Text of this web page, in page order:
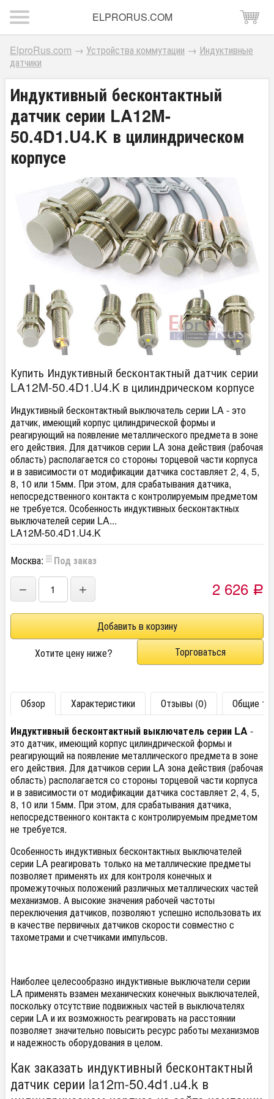
ELPRORUS.COM
ElproRus.com → Устройства коммутации → Индуктивные
датчики
Индуктивный бесконтактный
датчик серии LA12M-
50.4D1.U4.K в цилиндрическом
корпусе
Купить Индуктивный бесконтактный датчик серии
LA12M-50.4D1.U4.K в цилиндрическом корпусе
Индуктивный бесконтактный выключатель серии LA - это
датчик, имеющий корпус цилиндрической формы и
реагирующий на появление металлического предмета в зоне
его действия. Для датчиков серии LA зона действия (рабочая
область) располагается со стороны торцевой части корпуса
и в зависимости от модификации датчика составляет 2, 4, 5,
8, 10 или 15мм. При этом, для срабатывания датчика,
непосредственного контакта с контролируемым предметом
не требуется. Особенность индуктивных бесконтактных
выключателей серии LA...
LA12M-50.4D1.U4.K
Москва:
Под заказ
− + 2 626 Р
Хотите цену ниже? Торговаться
Обзор Характеристики Отзывы (0)
Общие
Индуктивный бесконтактный выключатель серии LA -
это датчик, имеющий корпус цилиндрической формы и
реагирующий на появление металлического предмета в зоне
его действия. Для датчиков серии LA зона действия (рабочая
область) располагается со стороны торцевой части корпуса
и в зависимости от модификации датчика составляет 2, 4, 5,
8, 10 или 15мм. При этом, для срабатывания датчика,
непосредственного контакта с контролируемым предметом
не требуется.
Особенность индуктивных бесконтактных выключателей
серии LA реагировать только на металлические предметы
позволяет применять их для контроля конечных и
промежуточных положений различных металлических частей
механизмов. А высокие значения рабочей частоты
переключения датчиков, позволяют успешно использовать их
в качестве первичных датчиков скорости совместно с
тахометрами и счетчиками импульсов.
Наиболее целесообразно индуктивные выключатели серии
LA применять взамен механических конечных выключателей,
поскольку отсутствие подвижных частей в выключателях
серии LA и их возможность реагировать на расстоянии
позволяет значительно повысить ресурс работы механизмов
и надежность оборудования в целом.
Как заказать индуктивный бесконтактный
датчик серии la12m-50.4d1.u4.k в